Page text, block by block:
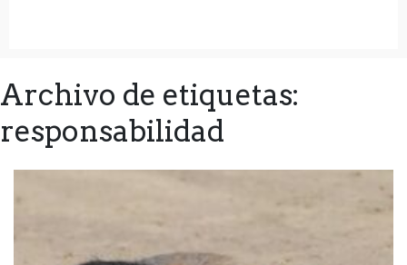
Archivo de etiquetas:
responsabilidad